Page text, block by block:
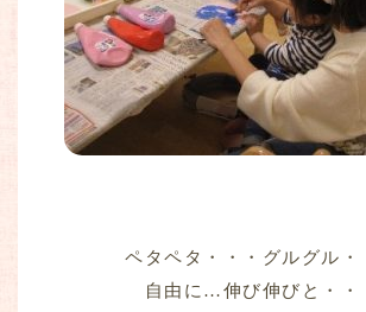
ペタペタ・・・グルグル・
自由に…伸び伸びと・・